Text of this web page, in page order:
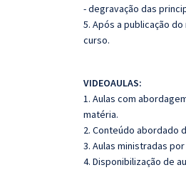
- degravação das
5. Após a publicação
curso.
VIDEOAULAS:
1. Aulas com
matéria.
2. Conteúdo abordado
3. Aulas ministradas
4. Disponibilização de